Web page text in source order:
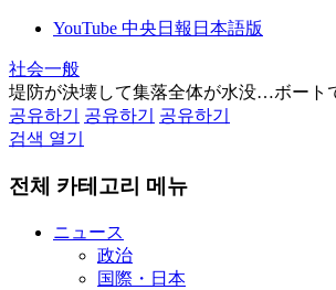
YouTube 中央日報日本語版
社会一般
堤防が決壊して集落全体が水没…ボート
공유하기
공유하기
공유하기
검색 열기
전체 카테고리 메뉴
ニュース
政治
国際・日本